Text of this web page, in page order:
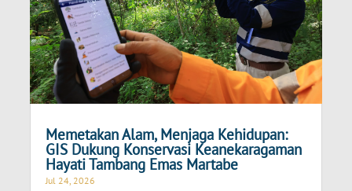
Memetakan Alam, Menjaga Kehidupan:
GIS Dukung Konservasi Keanekaragaman
Hayati Tambang Emas Martabe
Jul 24, 2026